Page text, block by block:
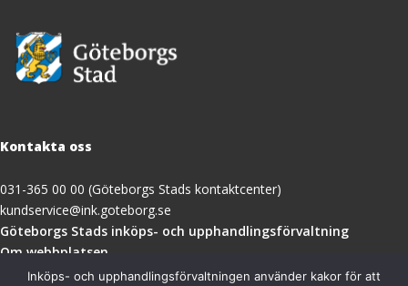
Kontakta oss
031-365 00 00 (Göteborgs Stads kontaktcenter)
kundservice@ink.goteborg.se
Göteborgs Stads inköps- och upphandlingsförvaltning(öppnas
nytt
Om webbplatsen
Tillgänglighetsredogörelse
Inköps- och upphandlingsförvaltningen använder kakor för att